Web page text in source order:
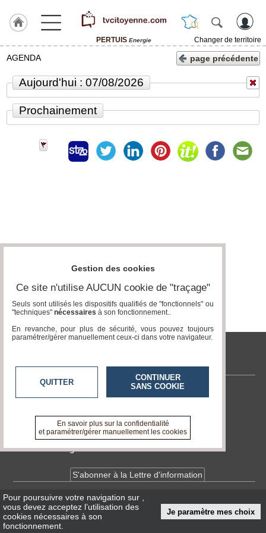
PERTUIS Energie
Changer de territoire
Accueil
ACCUEIL
PERTUIS
Rubrique
propos
AGENDA page précédente
Aujourd'hui : 07/08/2026
Prochainement
tvcitoyenne.com
Contactez-nous
A propos de tvcitoyenne.com
Devenir délégué
S'abonner à la Lettre d'information
InfosCNIL/RGPD
Conditions Générales d'Utilisation
Pour poursuivre votre navigation sur
vous devez acceptez l’utilisation des
cookies nécessaires à son
fonctionnement.
Je paramètre mes choix
Gestion des cookies
Ce site n'utilise AUCUN cookie de "traçage"
Seuls sont utilisés les dispositifs qualifiés de "fonctionnels" ou
"techniques" nécessaires à son fonctionnement..
En revanche, pour plus de sécurité, vous pouvez toujours
paramétrer/gérer manuellement ceux-ci dans votre navigateur.
QUITTER
CONTINUER
SANS COOKIE
En savoir plus sur la confidentialité
et paramétrer/gérer manuellement les cookies